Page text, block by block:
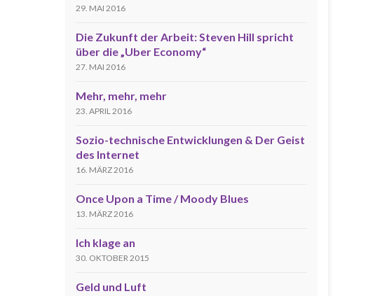
29. MAI 2016
Die Zukunft der Arbeit: Steven Hill spricht
über die „Uber Economy“
27. MAI 2016
Mehr, mehr, mehr
23. APRIL 2016
Sozio-technische Entwicklungen & Der Geist
des Internet
16. MÄRZ 2016
Once Upon a Time / Moody Blues
13. MÄRZ 2016
Ich klage an
30. OKTOBER 2015
Geld und Luft